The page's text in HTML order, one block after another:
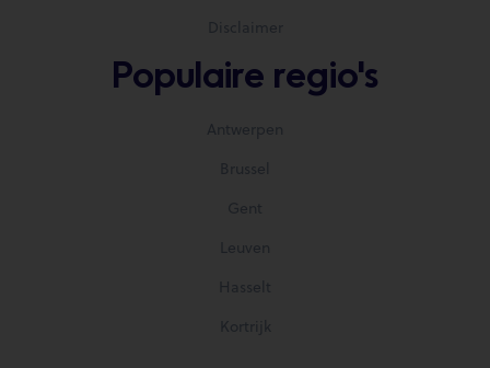
Disclaimer
Populaire regio's
Antwerpen
Brussel
Gent
Leuven
Hasselt
Kortrijk